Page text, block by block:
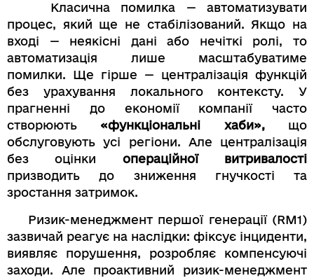
Класична помилка — автоматизувати
процес, який ще не стабілізований. Якщо на
вході — неякісні дані або нечіткі ролі, то
автоматизація лише масштабуватиме
помилки. Ще гірше — централізація функцій
без урахування локального контексту. У
прагненні до економії компанії часто
створюють «функціональні хаби»,що
обслуговують усі регіони. Але централізація
без оцінки операційної витривалості
призводить до зниження гнучкості та
зростання затримок.
Ризик-менеджмент першої генерації (RM1)
зазвичай реагує на наслідки: фіксує інциденти,
виявляє порушення, розробляє компенсуючі
заходи. Але проактивний ризик-менеджмент